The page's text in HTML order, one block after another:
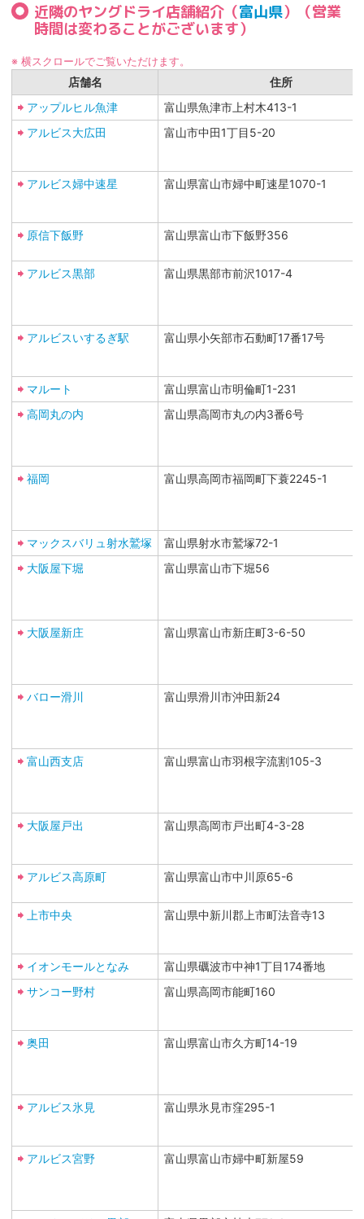
近隣のヤングドライ店舗紹介（富山県）（営業
時間は変わることがございます）
※ 横スクロールでご覧いただけます。
店舗名
住所
アップルヒル魚津
富山県魚津市上村木413-1
アルビス大広田
富山市中田1丁目5-20
アルビス婦中速星 富山県富山市婦中町速星1070-1
原信下飯野 富山県富山市下飯野356
アルビス黒部 富山県黒部市前沢1017-4
アルビスいするぎ駅 富山県小矢部市石動町17番17号
マルート
富山県富山市明倫町1-231
高岡丸の内
富山県高岡市丸の内3番6号
福岡 富山県高岡市福岡町下蓑2245-1
マックスバリュ射水鷲塚
富山県射水市鷲塚72-1
大阪屋下堀
富山県富山市下堀56
大阪屋新庄 富山県富山市新庄町3-6-50
バロー滑川 富山県滑川市沖田新24
富山西支店 富山県富山市羽根字流割105-3
大阪屋戸出 富山県高岡市戸出町4-3-28
アルビス高原町 富山県富山市中川原65-6
上市中央 富山県中新川郡上市町法音寺13
イオンモールとなみ
富山県礪波市中神1丁目174番地
サンコー野村
富山県高岡市能町160
奥田 富山県富山市久方町14-19
アルビス氷見 富山県氷見市窪295-1
アルビス宮野 富山県富山市婦中町新屋59